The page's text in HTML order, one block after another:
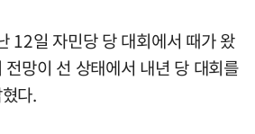
12일 자민당 당 대회에서 때가 왔
망이 선 상태에서 내년 당 대회를
다.